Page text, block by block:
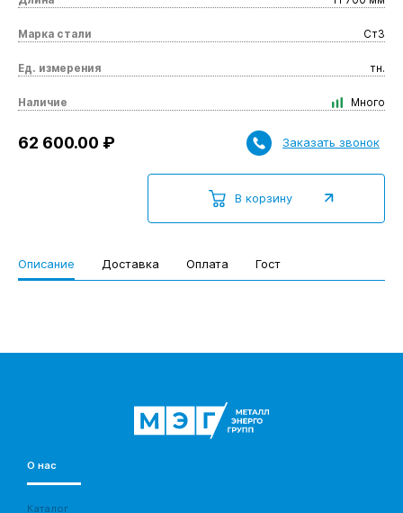
Марка стали Ст3
Ед. измерения тн.
Наличие Много
В корзину
62 600.00 ₽ Заказать звонок
Описание Доставка Оплата Гост
О нас
Каталог